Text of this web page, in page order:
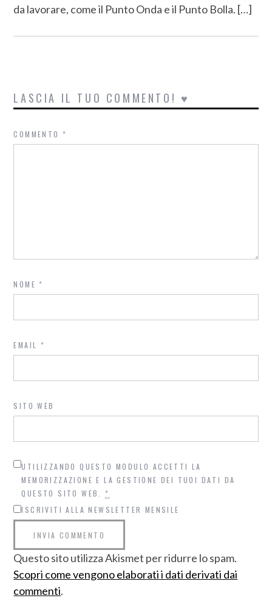
da lavorare, come il Punto Onda e il Punto Bolla. […]
LASCIA IL TUO COMMENTO! ♥
COMMENTO*
NOME*
EMAIL *
SITO WEB
UTILIZZANDO QUESTO MODULO ACCETTI LA
MEMORIZZAZIONE E LA GESTIONE DEI TUOI DATI DA
QUESTO SITO WEB.*
ISCRIVITI ALLA NEWSLETTER MENSILE
Questo sito utilizza Akismet per ridurre lo spam.
Scopri come vengono elaborati i dati derivati dai
commenti.